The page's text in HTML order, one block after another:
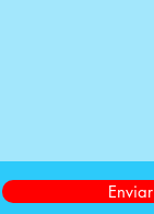
Enviar